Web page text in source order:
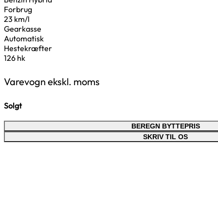
Forbrug
23 km/l
Gearkasse
Automatisk
Hestekræfter
126 hk
Varevogn ekskl. moms
Solgt
BEREGN BYTTEPRIS
SKRIV TIL OS